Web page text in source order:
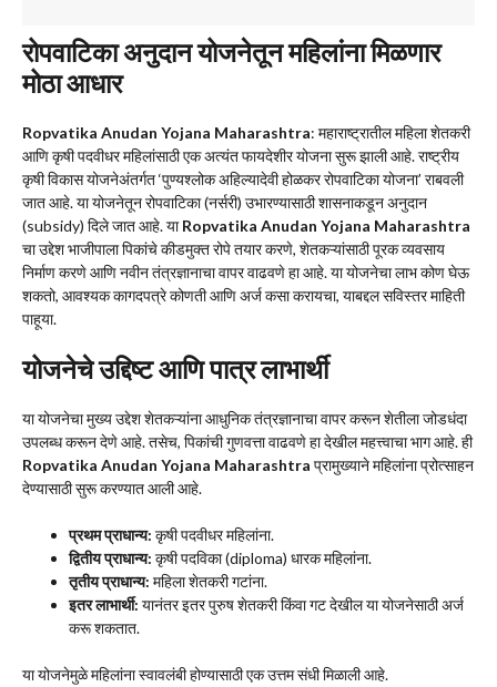
रोपवाटिका अनुदान योजनेतून महिलांना मिळणार
मोठा आधार
Ropvatika Anudan Yojana Maharashtra: महाराष्ट्रातील महिला शेतकरी
आणि कृषी पदवीधर महिलांसाठी एक अत्यंत फायदेशीर योजना सुरू झाली आहे. राष्ट्रीय
कृषी विकास योजनेअंतर्गत ‘पुण्यश्लोक अहिल्यादेवी होळकर रोपवाटिका योजना’ राबवली
जात आहे. या योजनेतून रोपवाटिका (नर्सरी) उभारण्यासाठी शासनाकडून अनुदान
(subsidy) दिले जात आहे. याRopvatika Anudan Yojana Maharashtra
चा उद्देश भाजीपाला पिकांचे कीडमुक्त रोपे तयार करणे, शेतकऱ्यांसाठी पूरक व्यवसाय
निर्माण करणे आणि नवीन तंत्रज्ञानाचा वापर वाढवणे हा आहे. या योजनेचा लाभ कोण घेऊ
शकतो, आवश्यक कागदपत्रे कोणती आणि अर्ज कसा करायचा, याबद्दल सविस्तर माहिती
पाहूया.
योजनेचे उद्दिष्ट आणि पात्र लाभार्थी
या योजनेचा मुख्य उद्देश शेतकऱ्यांना आधुनिक तंत्रज्ञानाचा वापर करून शेतीला जोडधंदा
उपलब्ध करून देणे आहे. तसेच, पिकांची गुणवत्ता वाढवणे हा देखील महत्त्वाचा भाग आहे. ही
Ropvatika Anudan Yojana Maharashtra प्रामुख्याने महिलांना प्रोत्साहन
देण्यासाठी सुरू करण्यात आली आहे.
प्रथम प्राधान्य: कृषी पदवीधर महिलांना.
द्वितीय प्राधान्य: कृषी पदविका (diploma) धारक महिलांना.
तृतीय प्राधान्य: महिला शेतकरी गटांना.
इतर लाभार्थी: यानंतर इतर पुरुष शेतकरी किंवा गट देखील या योजनेसाठी अर्ज
करू शकतात.
या योजनेमुळे महिलांना स्वावलंबी होण्यासाठी एक उत्तम संधी मिळाली आहे.